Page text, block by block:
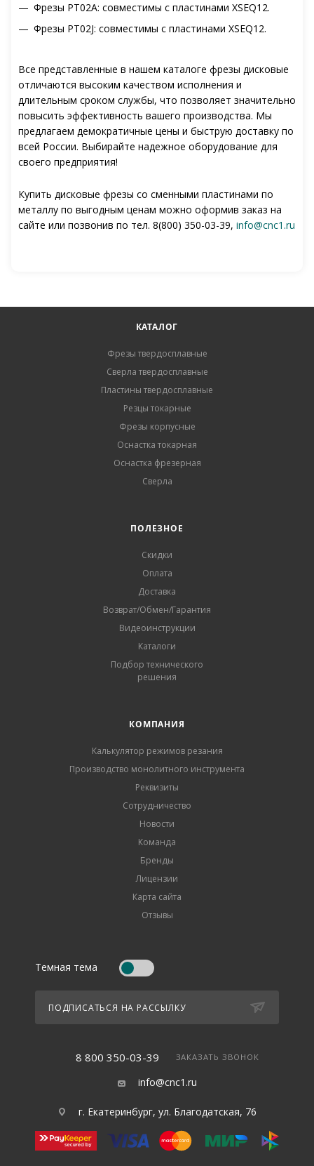
Фрезы PT02A: совместимы с пластинами XSEQ12.
Фрезы PT02J: совместимы с пластинами XSEQ12.
Все представленные в нашем каталоге фрезы дисковые
отличаются высоким качеством исполнения и
длительным сроком службы, что позволяет значительно
повысить эффективность вашего производства. Мы
предлагаем демократичные цены и быструю доставку по
всей России. Выбирайте надежное оборудование для
своего предприятия!
Купить дисковые фрезы со сменными пластинами по
металлу по выгодным ценам можно оформив заказ на
сайте или позвонив по тел. 8(800) 350-03-39, info@cnc1.ru
КАТАЛОГ
Фрезы твердосплавные
Сверла твердосплавные
Пластины твердосплавные
Резцы токарные
Фрезы корпусные
Оснастка токарная
Оснастка фрезерная
Сверла
ПОЛЕЗНОЕ
Скидки
Оплата
Доставка
Возврат/Обмен/Гарантия
Видеоинструкции
Каталоги
Подбор технического
решения
КОМПАНИЯ
Калькулятор режимов резания
Производство монолитного инструмента
Реквизиты
Сотрудничество
Новости
Команда
Бренды
Лицензии
Карта сайта
Отзывы
Темная тема
ПОДПИСАТЬСЯ НА РАССЫЛКУ
8 800 350-03-39 ЗАКАЗАТЬ ЗВОНОК
info@cnc1.ru
г. Екатеринбург, ул. Благодатская, 76